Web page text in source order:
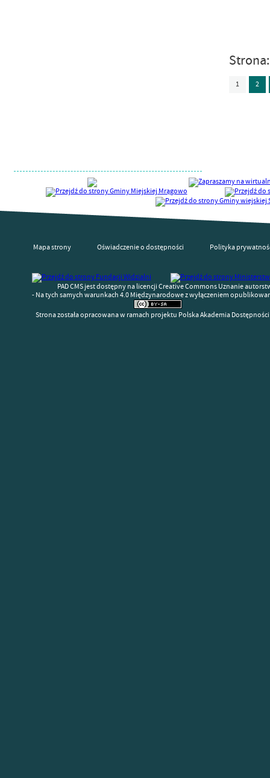
1 2
Mapa strony Oświadczenie o dostępności Polityka
PAD CMS jest dostępny na licencji Creative Commons Uznanie
- Na tych samych warunkach 4.0 Międzynarodowe z wyłączeniem
Strona została opracowana w ramach projektu Polska Akademia